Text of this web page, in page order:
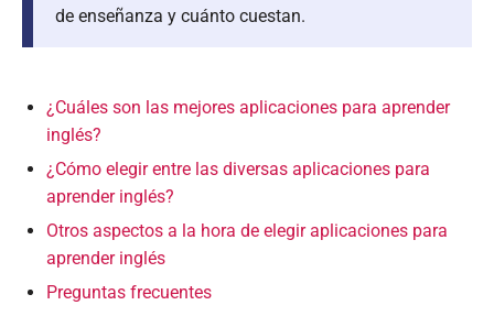
de enseñanza y cuánto cuestan.
¿Cuáles son las mejores aplicaciones para aprender
inglés?
¿Cómo elegir entre las diversas aplicaciones para
aprender inglés?
Otros aspectos a la hora de elegir aplicaciones para
aprender inglés
Preguntas frecuentes